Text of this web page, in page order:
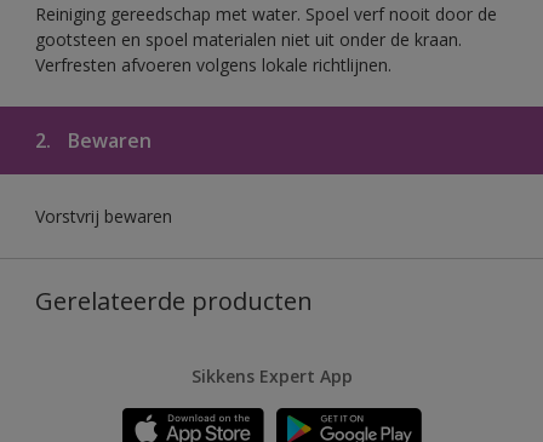
Reiniging gereedschap met water. Spoel verf nooit door de
gootsteen en spoel materialen niet uit onder de kraan.
Verfresten afvoeren volgens lokale richtlijnen.
2. Bewaren
Vorstvrij bewaren
Gerelateerde producten
Sikkens Expert App